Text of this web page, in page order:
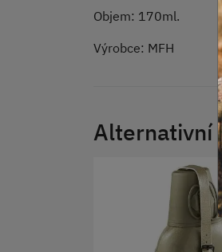
Objem: 170ml.
Výrobce: MFH
Alternativní